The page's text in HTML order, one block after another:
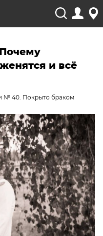
и всё
№ 40. Покрыто браком